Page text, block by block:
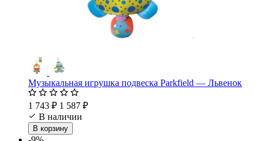
Музыкальная игрушка подвеска Parkfield — Львенок
1 743 ₽ 1 587 ₽
В наличии
В корзину